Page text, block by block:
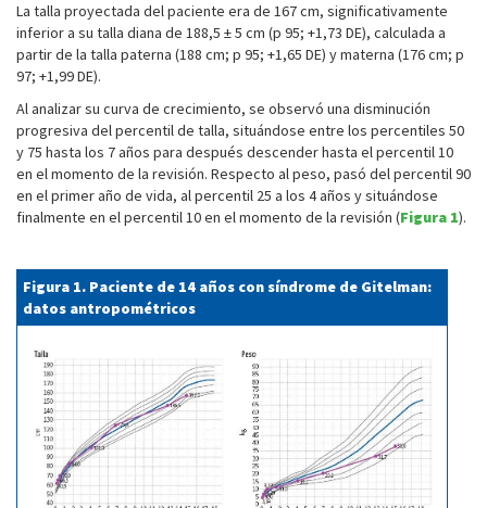
La talla proyectada del paciente era de 167 cm, significativamente
inferior a su talla diana de 188,5 ± 5 cm (p 95; +1,73 DE), calculada a
partir de la talla paterna (188 cm; p 95; +1,65 DE) y materna (176 cm; p
97; +1,99 DE).
Al analizar su curva de crecimiento, se observó una disminución
progresiva del percentil de talla, situándose entre los percentiles 50
y 75 hasta los 7 años para después descender hasta el percentil 10
en el momento de la revisión. Respecto al peso, pasó del percentil 90
en el primer año de vida, al percentil 25 a los 4 años y situándose
finalmente en el percentil 10 en el momento de la revisión (Figura 1).
Figura 1. Paciente de 14 años con síndrome de Gitelman:
datos antropométricos